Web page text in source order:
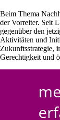
Beim Thema
der Vorreiter. Seit
gegenüber den
Aktivitäten und
Zukunftsstrategie,
Gerechtigkeit und